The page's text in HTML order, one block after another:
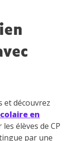
et découvrez
en
élèves de CP
par une